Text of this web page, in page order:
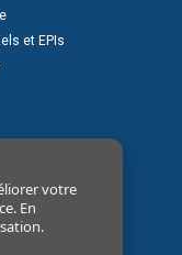
et EPIs
votre
En